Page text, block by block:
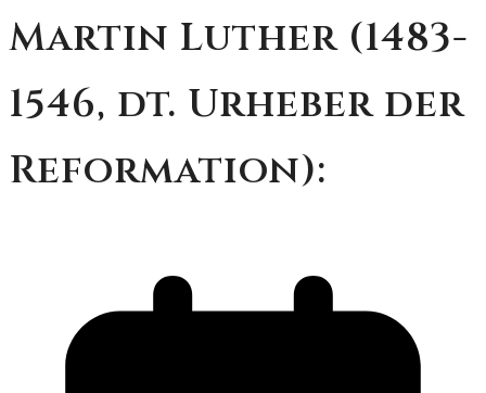
Martin Luther (1483-
1546, dt. Urheber der
Reformation):